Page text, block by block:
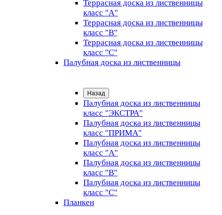
Террасная доска из лиственницы
класс "А"
Террасная доска из лиственницы
класс "B"
Террасная доска из лиственницы
класс "C"
Палубная доска из лиственницы
Назад
Палубная доска из лиственницы
класс "ЭКСТРА"
Палубная доска из лиственницы
класс "ПРИМА"
Палубная доска из лиственницы
класс "А"
Палубная доска из лиственницы
класс "B"
Палубная доска из лиственницы
класс "C"
Планкен